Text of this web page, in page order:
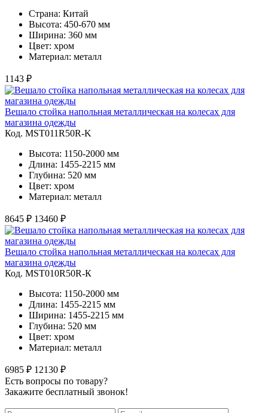
Страна: Китай
Высота: 450-670 мм
Ширина: 360 мм
Цвет: хром
Материал: металл
1143 ₽
Вешало стойка напольная металлическая на колесах для
магазина одежды
Код. MST011R50R-K
Высота: 1150-2000 мм
Длина: 1455-2215 мм
Глубина: 520 мм
Цвет: хром
Материал: металл
8645 ₽ 13460 ₽
Вешало стойка напольная металлическая на колесах для
магазина одежды
Код. MST010R50R-К
Высота: 1150-2000 мм
Длина: 1455-2215 мм
Ширина: 1455-2215 мм
Глубина: 520 мм
Цвет: хром
Материал: металл
6985 ₽ 12130 ₽
Есть вопросы по товару?
Закажите бесплатный звонок!